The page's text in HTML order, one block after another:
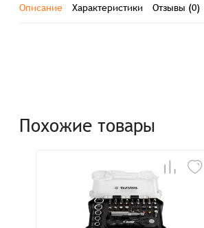
Описание Характеристики Отзывы (0)
Похожие товары